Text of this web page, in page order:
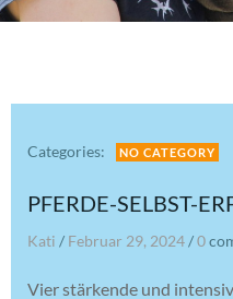
Categories: NO CATEGORY
PFERDE-SELBST-
Kati / Februar 29, 2024/0
Vier stärkende und